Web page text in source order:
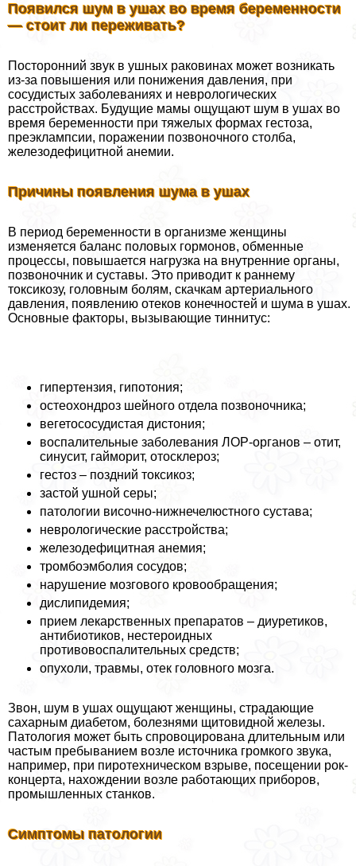
Появился шум в ушах во время беременности
— стоит ли переживать?
Посторонний звук в ушных paковинах может возникать
из-за повышения или понижения давления, при
сосудистых заболеваниях и неврологических
расстройствах. Будущие мамы ощущают шум в ушах во
время беременности при тяжелых формах гестоза,
преэклампсии, поражении позвоночного столба,
железодефицитной анемии.
Причины появления шума в ушах
В период беременности в организме женщины
изменяется баланс пoлoвых гормонов, обменные
процессы, повышается нагрузка на внутренние органы,
позвоночник и суставы. Это приводит к раннему
токсикозу, головным болям, скачкам артериального
давления, появлению отеков конечностей и шума в ушах.
Основные факторы, вызывающие тиннитус:
гипертензия, гипотония;
остеохондроз шейного отдела позвоночника;
вегетососудистая дистония;
воспалительные заболевания ЛОР-органов – отит,
синусит, гайморит, отосклероз;
гестоз – поздний токсикоз;
застой ушной серы;
патологии височно-нижнечелюстного сустава;
неврологические расстройства;
железодефицитная анемия;
тромбоэмболия сосудов;
нарушение мозгового кровообращения;
дислипидемия;
прием лекарственных препаратов – диуретиков,
антибиотиков, нестероидных
противовоспалительных средств;
опухоли, травмы, отек головного мозга.
Звон, шум в ушах ощущают женщины, страдающие
сахарным диабетом, болезнями щитовидной железы.
Патология может быть спровоцирована длительным или
частым пребыванием возле источника громкого звука,
например, при пиротехническом взрыве, посещении рок-
концерта, нахождении возле работающих приборов,
промышленных станков.
Симптомы патологии